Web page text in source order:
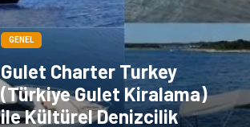
GENEL
Gulet Charter Turkey
(Türkiye Gulet Kiralama)
ile Kültürel Denizcilik